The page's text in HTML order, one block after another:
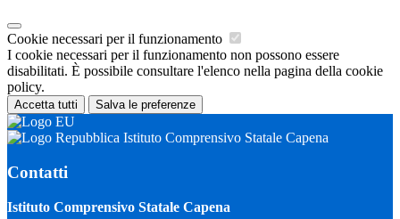
Cookie necessari per il funzionamento
I cookie necessari per il funzionamento non possono essere
disabilitati. È possibile consultare l'elenco nella pagina della cookie
policy.
Accetta tutti Salva le preferenze
Istituto Comprensivo Statale Capena
Contatti
Istituto Comprensivo Statale Capena